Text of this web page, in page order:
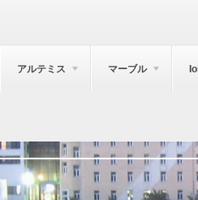
アルテミス マーブル